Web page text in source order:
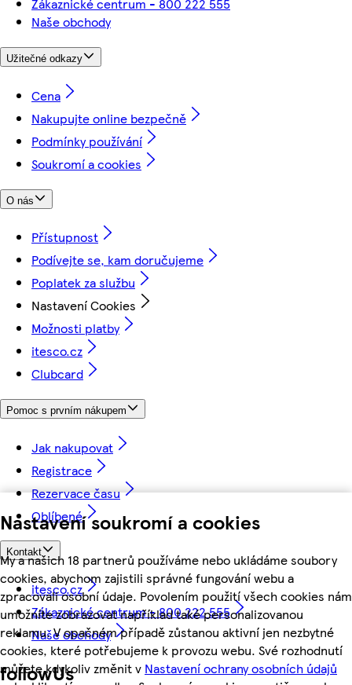
Nastavení soukromí a cookies
My a našich 18 partnerů používáme nebo ukládáme soubory
cookies, abychom zajistili správné fungování webu a
zpracovali osobní údaje. Povolením použití všech cookies nám
umožníte zobrazovat například také personalizovanou
reklamu. V opačném případě zůstanou aktivní jen nezbytné
cookies, které potřebujeme k provozu webu. Své rozhodnutí
můžete kdykoliv změnit v Nastavení ochrany osobních údajů
Zákaznické centrum - 800 222 555
Naše obchody
Užitečné odkazy
Cena
Nakupujte online bezpečně
Podmínky používání
Soukromí a cookies
O nás
Přístupnost
Podívejte se, kam doručujeme
Poplatek za službu
Nastavení Cookies
Možnosti platby
itesco.cz
Clubcard
Pomoc s prvním nákupem
Jak nakupovat
Registrace
Rezervace času
Oblíbené
Kontakt
itesco.cz
Zákaznické centrum - 800 222 555
Naše obchody
followUs